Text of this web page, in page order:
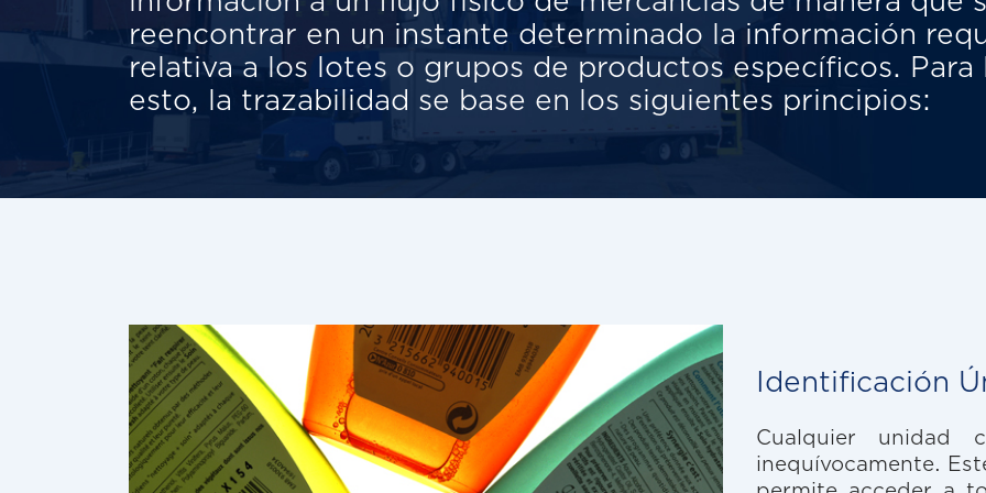
reencontrar en un instante determinado la información
relativa a los lotes o grupos de productos específicos. Para
esto, la trazabilidad se base en los siguientes principios:
Identificación
Cualquier unidad
inequívocamente.